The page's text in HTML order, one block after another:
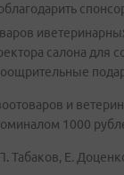
салона
и
1000
Табаков, Е.